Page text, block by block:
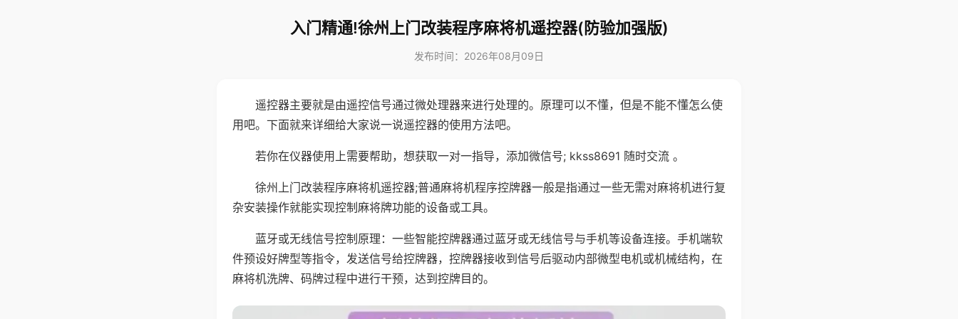
入门精通!徐州上门改装程序麻将机遥控器(防验加强版)
发布时间：2026年08月09日
遥控器主要就是由遥控信号通过微处理器来进行处理的。原理可以不懂，但是不能不懂怎么使
用吧。下面就来详细给大家说一说遥控器的使用方法吧。
若你在仪器使用上需要帮助，想获取一对一指导，添加微信号; kkss8691 随时交流 。
徐州上门改装程序麻将机遥控器;普通麻将机程序控牌器一般是指通过一些无需对麻将机进行复
杂安装操作就能实现控制麻将牌功能的设备或工具。
蓝牙或无线信号控制原理：一些智能控牌器通过蓝牙或无线信号与手机等设备连接。手机端软
件预设好牌型等指令，发送信号给控牌器，控牌器接收到信号后驱动内部微型电机或机械结构，在
麻将机洗牌、码牌过程中进行干预，达到控牌目的。